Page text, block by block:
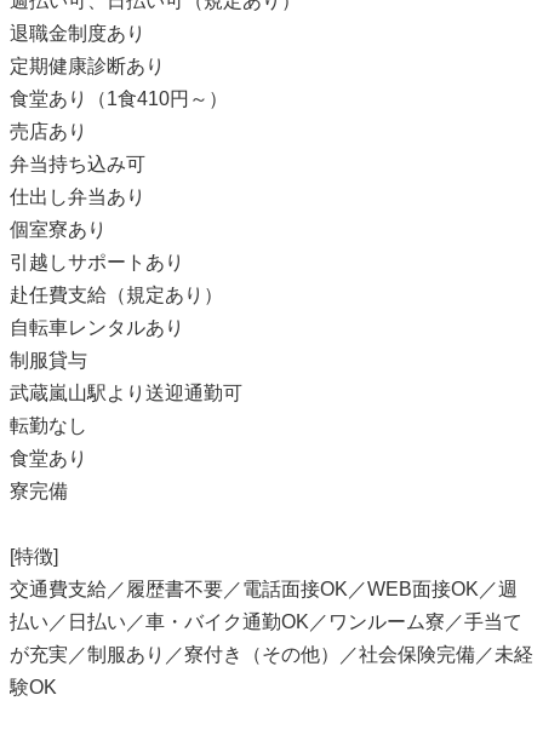
退職金制度あり
定期健康診断あり
食堂あり（1食410円～）
売店あり
弁当持ち込み可
仕出し弁当あり
個室寮あり
引越しサポートあり
赴任費支給（規定あり）
自転車レンタルあり
制服貸与
武蔵嵐山駅より送迎通勤可
転勤なし
食堂あり
寮完備
[特徴]
交通費支給／履歴書不要／電話面接OK／WEB面接OK／週
払い／日払い／車・バイク通勤OK／ワンルーム寮／手当て
が充実／制服あり／寮付き（その他）／社会保険完備／未経
験OK